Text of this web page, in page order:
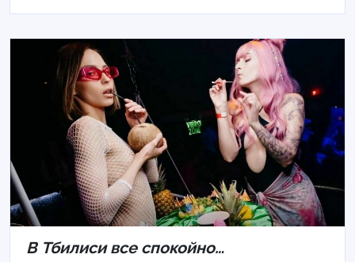
В Тбилиси все спокойно…